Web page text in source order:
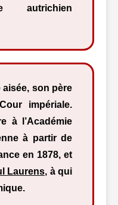
autrichien
aisée, son père
impériale.
à l’Académie
à partir de
en 1878, et
Laurens, à qui